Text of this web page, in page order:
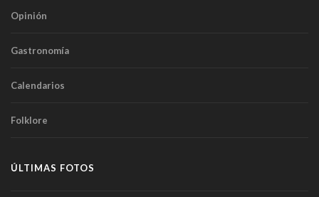
Opinión
Gastronomía
Calendarios
Folklore
ÚLTIMAS FOTOS